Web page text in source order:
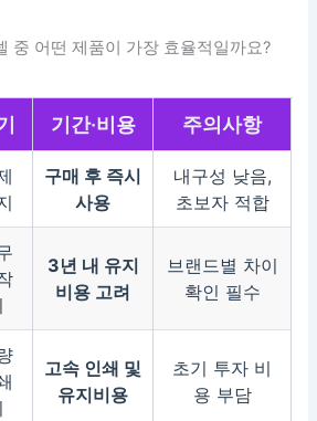
중 어떤 제품이 가장 효율적일까요?
기간·비용 주의사항
구매 후 즉시
사용
내구성 낮음,
초보자 적합
3년 내 유지
비용 고려
브랜드별 차이
확인 필수
고속 인쇄 및
유지비용
초기 투자 비
용 부담